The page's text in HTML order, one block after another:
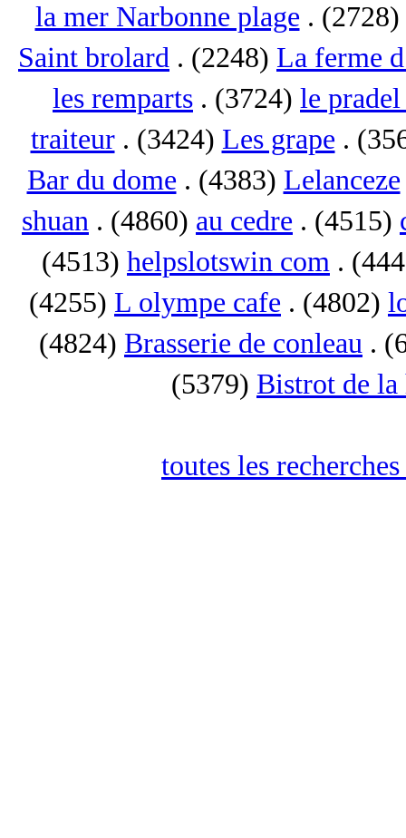
la mer Narbonne plage . (2728)
Saint brolard . (2248) La ferme
les remparts . (3724) le
traiteur. (3424) Les grape .
Bar du dome . (4383) Lelanceze
shuan . (4860) au cedre . (4515)
(4513) helpslotswin com .
(4255) L olympe cafe . (4802)
(4824) Brasserie de conleau .
(5379) Bistrot de la
toutes les